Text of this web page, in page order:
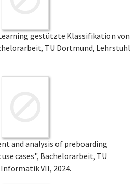
gestützte Klassifikation von
TU Dortmund, Lehrstuhl
and analysis of preboarding
cases", Bachelorarbeit, TU
VII, 2024.